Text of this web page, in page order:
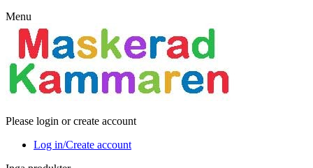
Menu
Please login or create account
Log in/Create account